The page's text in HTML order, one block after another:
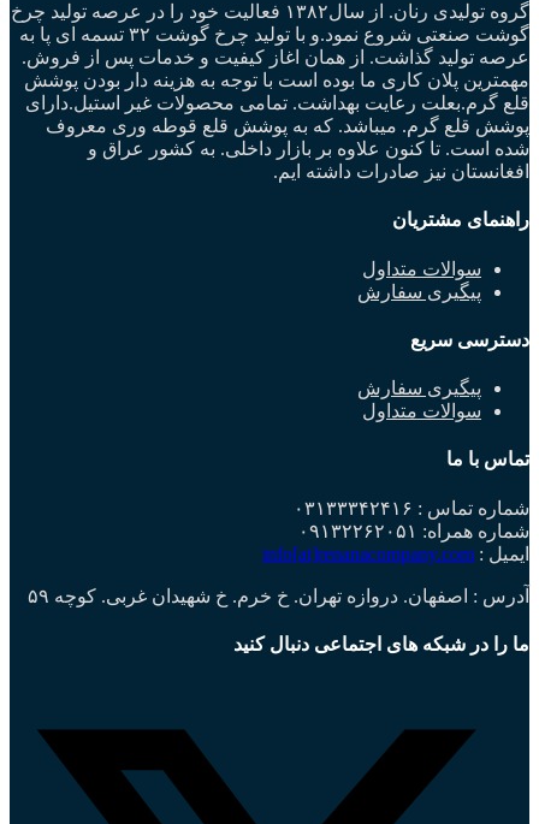
گروه تولیدی رنان. از سال۱۳۸۲ فعالیت خود را در عرصه تولید چرخ
گوشت صنعتی شروع نمود.و با تولید چرخ گوشت ۳۲ تسمه ای پا به
عرصه تولید گذاشت. از همان اغاز کیفیت و خدمات پس از فروش.
مهمترین پلان کاری ما بوده است با توجه به هزینه دار بودن پوشش
قلع گرم.بعلت رعایت بهداشت. تمامی محصولات غیر استیل.دارای
پوشش قلع گرم. میباشد. که به پوشش قلع قوطه وری معروف
شده است. تا کنون علاوه بر بازار داخلی. به کشور عراق و
افغانستان نیز صادرات داشته ایم.
راهنمای مشتریان
سوالات متداول
پیگیری سفارش
دسترسی سریع
پیگیری سفارش
سوالات متداول
تماس با ما
شماره تماس : ۰۳۱۳۳۳۴۲۴۱۶
شماره همراه: ۰۹۱۳۲۲۶۲۰۵۱
ایمیل : info[at]renanacompany.com
آدرس : اصفهان. دروازه تهران. خ خرم. خ شهیدان غربی. کوچه ۵۹
ما را در شبکه های اجتماعی دنبال کنید